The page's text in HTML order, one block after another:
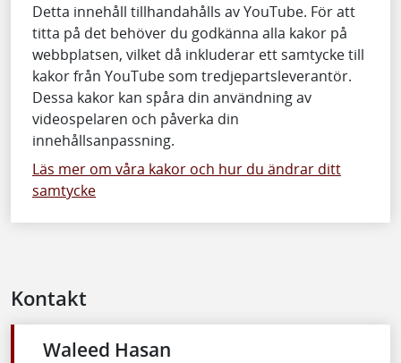
Detta innehåll tillhandahålls av YouTube. För att
titta på det behöver du godkänna alla kakor på
webbplatsen, vilket då inkluderar ett samtycke till
kakor från YouTube som tredjepartsleverantör.
Dessa kakor kan spåra din användning av
videospelaren och påverka din
innehållsanpassning.
Läs mer om våra kakor och hur du ändrar ditt
samtycke
Kontakt
Waleed Hasan